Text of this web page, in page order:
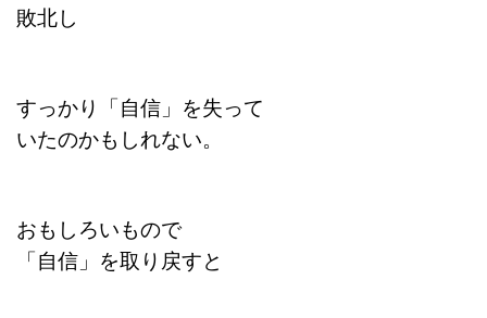
敗北し
すっかり「自信」を失って
いたのかもしれない。
おもしろいもので
「自信」を取り戻すと